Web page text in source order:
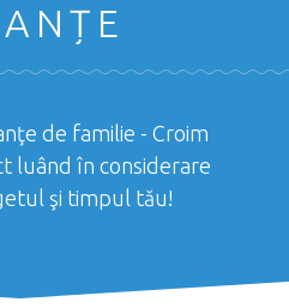
de familie - Croim
luând în considerare
şi timpul tău!